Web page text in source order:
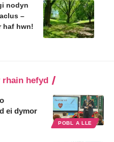
nodyn
–
haf hwn!
rhain hefyd
POBL A LLE
ei dymor